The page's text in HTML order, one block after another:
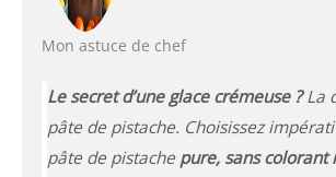
Mon astuce de chef
Le secret d’une glace crémeuse ?La
pâte de pistache. Choisissez
pâte de pistache pure, sans colorant